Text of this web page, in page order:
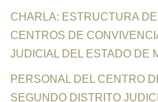
CHARLA: ESTRUCTURA
CENTROS DE
JUDICIAL DEL ESTADO DE
PERSONAL DEL CENTRO
SEGUNDO DISTRITO